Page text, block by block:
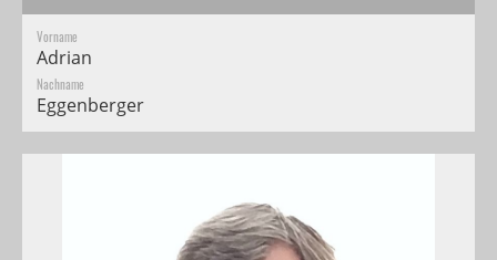
Vorname
Adrian
Nachname
Eggenberger